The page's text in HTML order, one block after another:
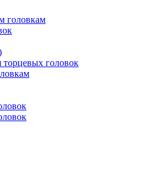
головкам
головок